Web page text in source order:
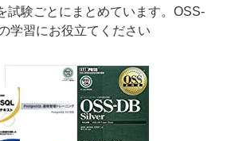
試験ごとにまとめています。OSS-
学習にお役立てください